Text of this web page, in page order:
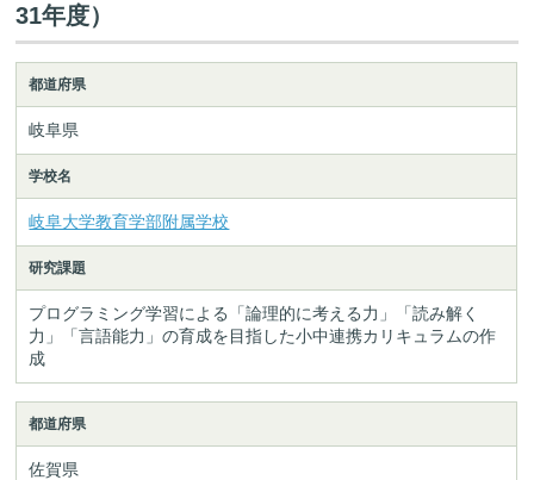
31年度）
都道府県
岐阜県
学校名
岐阜大学教育学部附属学校
研究課題
プログラミング学習による「論理的に考える力」「読み解く
力」「言語能力」の育成を目指した小中連携カリキュラムの作
成
都道府県
佐賀県